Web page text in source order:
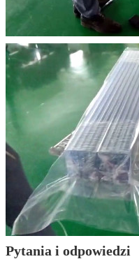
Pytania i odpowiedzi